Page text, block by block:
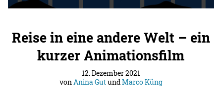
Reise in eine andere Welt – ein
kurzer Animationsfilm
12. Dezember 2021
vonAnina GutundMarco Küng